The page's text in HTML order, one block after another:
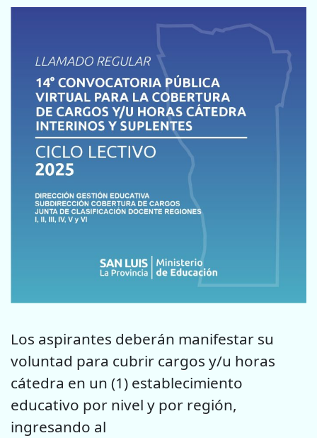
Los aspirantes deberán manifestar su
voluntad para cubrir cargos y/u horas
cátedra en un (1) establecimiento
educativo por nivel y por región,
ingresando al